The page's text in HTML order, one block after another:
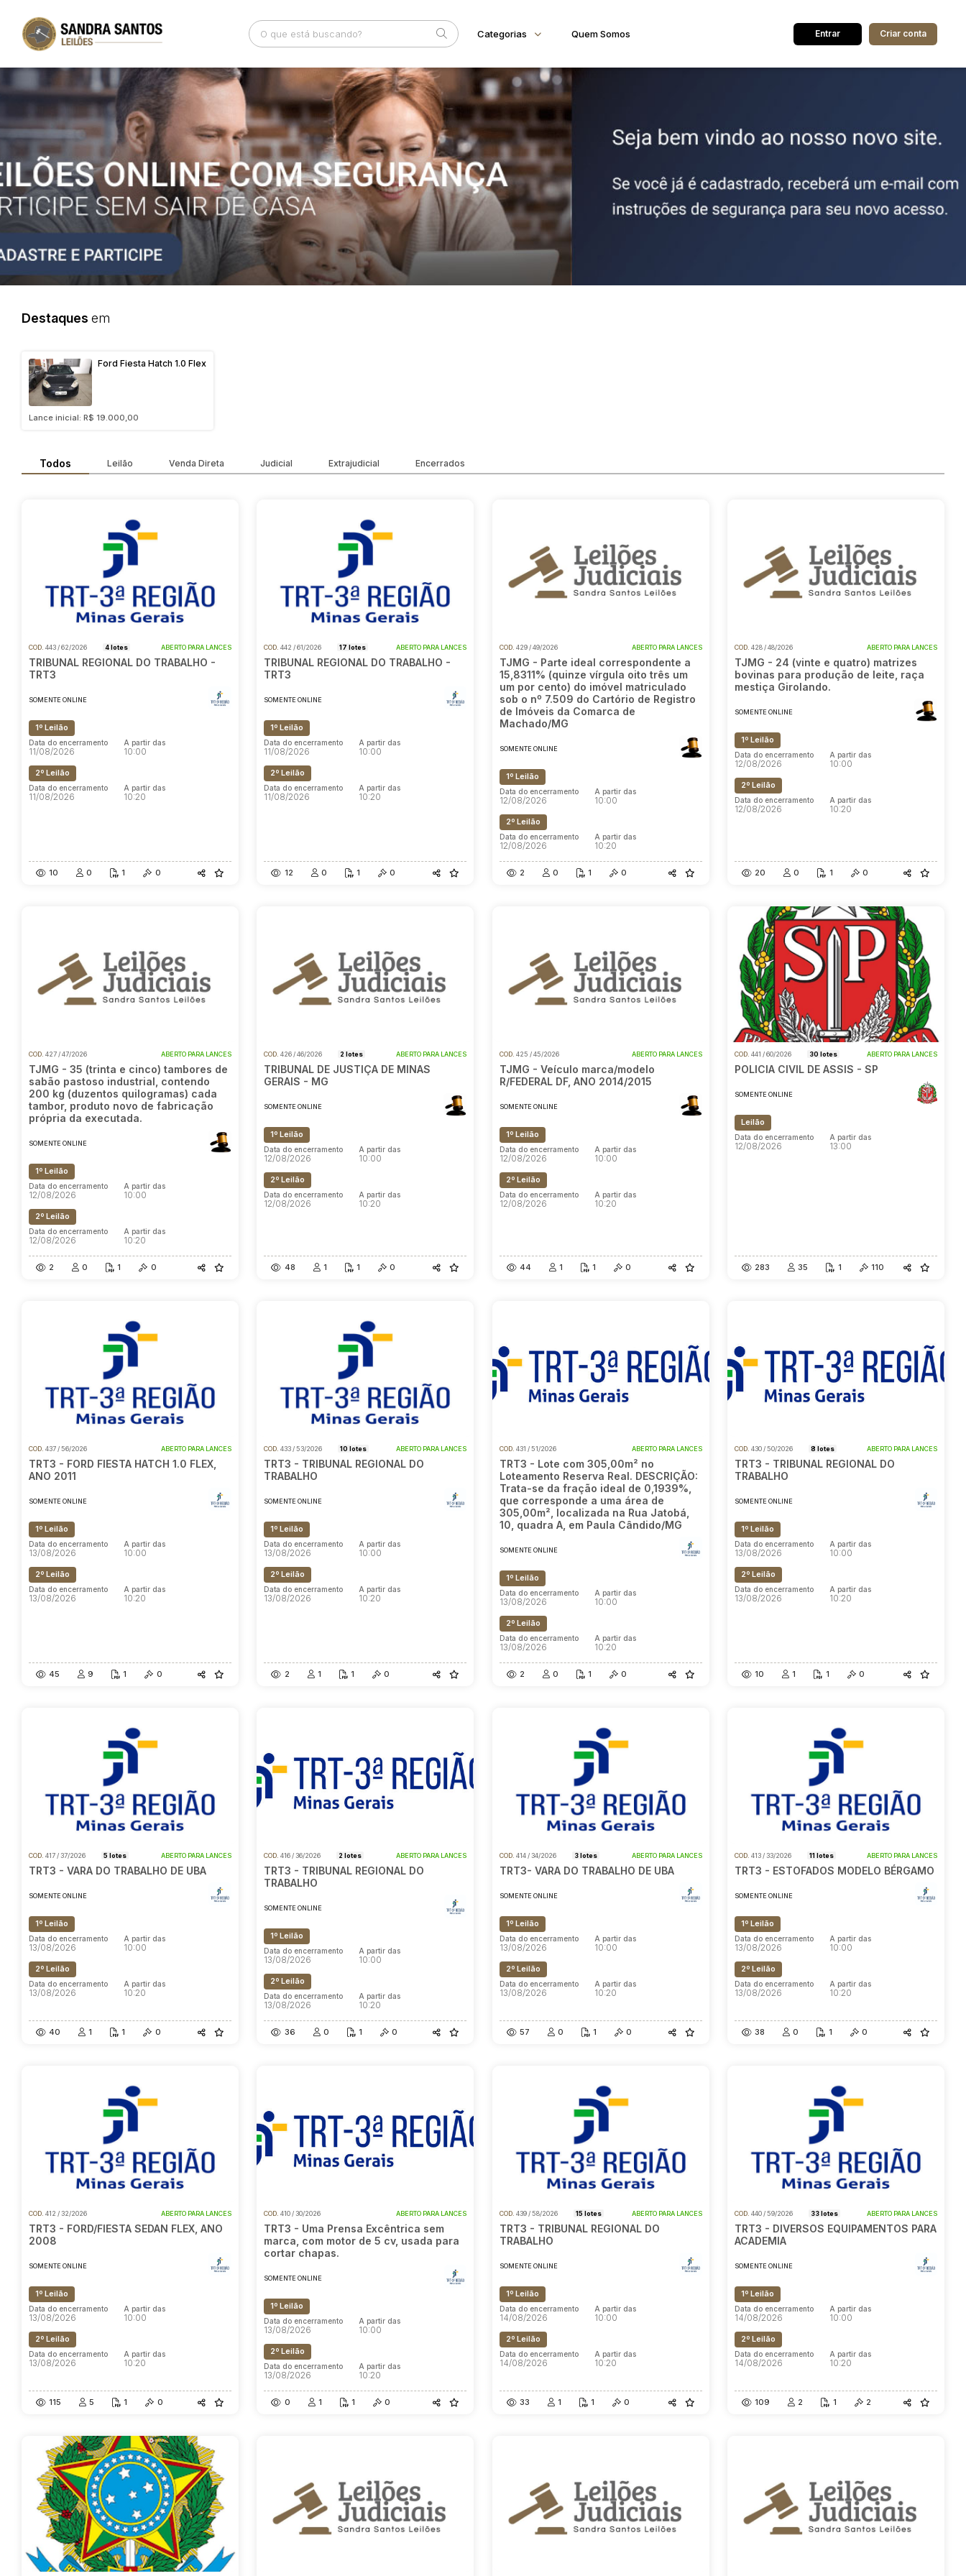
Busca por palavra-chave Categoria Subcategoria
Bairro Comitente
Judiciais Extrajudiciais
Faixa de valor
até
Pesquisar
Categorias
Animais
Bovinos
Imóveis
Terreno
Veículos
Carros
Motos
Reboque
Quem Somos
Home
Entrar Criar conta
Destaques em
Ford Fiesta Hatch 1.0 Flex
Lance inicial: R$ 19.000,00
Todos Leilão Venda Direta Judicial Extrajudicial Encerrados
COD. 443 / 62/2026 4 lotes ABERTO PARA LANCES
TRIBUNAL REGIONAL DO TRABALHO -
TRT3
SOMENTE ONLINE
1º Leilão
Data do encerramento
11/08/2026
A partir das
10:00
2º Leilão
Data do encerramento
11/08/2026
A partir das
10:20
10 0 1 0
COD. 442 / 61/2026 17 lotes ABERTO PARA LANCES
TRIBUNAL REGIONAL DO TRABALHO -
TRT3
SOMENTE ONLINE
1º Leilão
Data do encerramento
11/08/2026
A partir das
10:00
2º Leilão
Data do encerramento
11/08/2026
A partir das
10:20
12 0 1 0
COD. 429 / 49/2026 ABERTO PARA LANCES
TJMG - Parte ideal correspondente a
15,8311% (quinze vírgula oito três um
um por cento) do imóvel matriculado
sob o nº 7.509 do Cartório de Registro
de Imóveis da Comarca de
Machado/MG
SOMENTE ONLINE
1º Leilão
Data do encerramento
12/08/2026
A partir das
10:00
2º Leilão
Data do encerramento
12/08/2026
A partir das
10:20
2 0 1 0
COD. 428 / 48/2026 ABERTO PARA LANCES
TJMG - 24 (vinte e quatro) matrizes
bovinas para produção de leite, raça
mestiça Girolando.
SOMENTE ONLINE
1º Leilão
Data do encerramento
12/08/2026
A partir das
10:00
2º Leilão
Data do encerramento
12/08/2026
A partir das
10:20
20 0 1 0
COD. 427 / 47/2026 ABERTO PARA LANCES
TJMG - 35 (trinta e cinco) tambores de
sabão pastoso industrial, contendo
200 kg (duzentos quilogramas) cada
tambor, produto novo de fabricação
própria da executada.
SOMENTE ONLINE
1º Leilão
Data do encerramento
12/08/2026
A partir das
10:00
2º Leilão
Data do encerramento
12/08/2026
A partir das
10:20
2 0 1 0
COD. 426 / 46/2026 2 lotes ABERTO PARA LANCES
TRIBUNAL DE JUSTIÇA DE MINAS
GERAIS - MG
SOMENTE ONLINE
1º Leilão
Data do encerramento
12/08/2026
A partir das
10:00
2º Leilão
Data do encerramento
12/08/2026
A partir das
10:20
48 1 1 0
COD. 425 / 45/2026 ABERTO PARA LANCES
TJMG - Veículo marca/modelo
R/FEDERAL DF, ANO 2014/2015
SOMENTE ONLINE
1º Leilão
Data do encerramento
12/08/2026
A partir das
10:00
2º Leilão
Data do encerramento
12/08/2026
A partir das
10:20
44 1 1 0
COD. 441 / 60/2026 30 lotes ABERTO PARA LANCES
POLICIA CIVIL DE ASSIS - SP
SOMENTE ONLINE
Leilão
Data do encerramento
12/08/2026
A partir das
13:00
283 35 1 110
COD. 437 / 56/2026 ABERTO PARA LANCES
TRT3 - FORD FIESTA HATCH 1.0 FLEX,
ANO 2011
SOMENTE ONLINE
1º Leilão
Data do encerramento
13/08/2026
A partir das
10:00
2º Leilão
Data do encerramento
13/08/2026
A partir das
10:20
45 9 1 0
COD. 433 / 53/2026 10 lotes ABERTO PARA LANCES
TRT3 - TRIBUNAL REGIONAL DO
TRABALHO
SOMENTE ONLINE
1º Leilão
Data do encerramento
13/08/2026
A partir das
10:00
2º Leilão
Data do encerramento
13/08/2026
A partir das
10:20
2 1 1 0
COD. 431 / 51/2026 ABERTO PARA LANCES
TRT3 - Lote com 305,00m² no
Loteamento Reserva Real. DESCRIÇÃO:
Trata-se da fração ideal de 0,1939%,
que corresponde a uma área de
305,00m², localizada na Rua Jatobá,
10, quadra A, em Paula Cândido/MG
SOMENTE ONLINE
1º Leilão
Data do encerramento
13/08/2026
A partir das
10:00
2º Leilão
Data do encerramento
13/08/2026
A partir das
10:20
2 0 1 0
COD. 430 / 50/2026 8 lotes ABERTO PARA LANCES
TRT3 - TRIBUNAL REGIONAL DO
TRABALHO
SOMENTE ONLINE
1º Leilão
Data do encerramento
13/08/2026
A partir das
10:00
2º Leilão
Data do encerramento
13/08/2026
A partir das
10:20
10 1 1 0
COD. 417 / 37/2026 5 lotes ABERTO PARA LANCES
TRT3 - VARA DO TRABALHO DE UBA
SOMENTE ONLINE
1º Leilão
Data do encerramento
13/08/2026
A partir das
10:00
2º Leilão
Data do encerramento
13/08/2026
A partir das
10:20
40 1 1 0
COD. 416 / 36/2026 2 lotes ABERTO PARA LANCES
TRT3 - TRIBUNAL REGIONAL DO
TRABALHO
SOMENTE ONLINE
1º Leilão
Data do encerramento
13/08/2026
A partir das
10:00
2º Leilão
Data do encerramento
13/08/2026
A partir das
10:20
36 0 1 0
COD. 414 / 34/2026 3 lotes ABERTO PARA LANCES
TRT3- VARA DO TRABALHO DE UBA
SOMENTE ONLINE
1º Leilão
Data do encerramento
13/08/2026
A partir das
10:00
2º Leilão
Data do encerramento
13/08/2026
A partir das
10:20
57 0 1 0
COD. 413 / 33/2026 11 lotes ABERTO PARA LANCES
TRT3 - ESTOFADOS MODELO BÉRGAMO
SOMENTE ONLINE
1º Leilão
Data do encerramento
13/08/2026
A partir das
10:00
2º Leilão
Data do encerramento
13/08/2026
A partir das
10:20
38 0 1 0
COD. 412 / 32/2026 ABERTO PARA LANCES
TRT3 - FORD/FIESTA SEDAN FLEX, ANO
2008
SOMENTE ONLINE
1º Leilão
Data do encerramento
13/08/2026
A partir das
10:00
2º Leilão
Data do encerramento
13/08/2026
A partir das
10:20
115 5 1 0
COD. 410 / 30/2026 ABERTO PARA LANCES
TRT3 - Uma Prensa Excêntrica sem
marca, com motor de 5 cv, usada para
cortar chapas.
SOMENTE ONLINE
1º Leilão
Data do encerramento
13/08/2026
A partir das
10:00
2º Leilão
Data do encerramento
13/08/2026
A partir das
10:20
0 1 1 0
COD. 439 / 58/2026 15 lotes ABERTO PARA LANCES
TRT3 - TRIBUNAL REGIONAL DO
TRABALHO
SOMENTE ONLINE
1º Leilão
Data do encerramento
14/08/2026
A partir das
10:00
2º Leilão
Data do encerramento
14/08/2026
A partir das
10:20
33 1 1 0
COD. 440 / 59/2026 33 lotes ABERTO PARA LANCES
TRT3 - DIVERSOS EQUIPAMENTOS PARA
ACADEMIA
SOMENTE ONLINE
1º Leilão
Data do encerramento
14/08/2026
A partir das
10:00
2º Leilão
Data do encerramento
14/08/2026
A partir das
10:20
109 2 1 2